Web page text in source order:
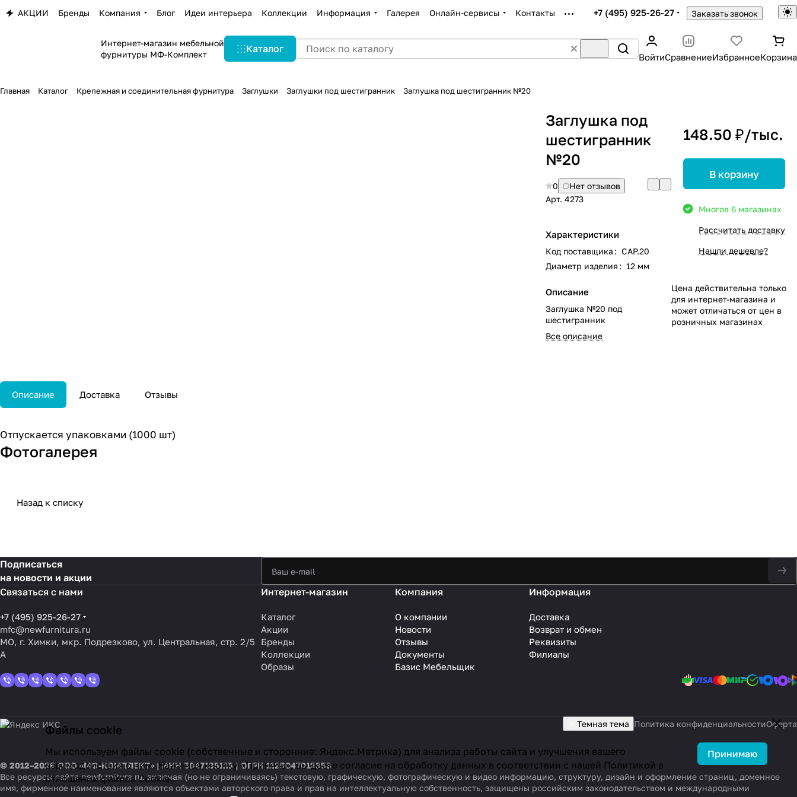
АКЦИИ Бренды Компания Блог Идеи интерьера Коллекции Информация Галерея Онлайн-сервисы Контакты +7 (495) 925-26-27 Заказать звонок
Интернет-магазин мебельной
фурнитуры МФ-Комплект
Каталог
ВойтиСравнениеИзбранноеКорзина
Главная Каталог Крепежная и соединительная фурнитура Заглушки Заглушки под шестигранник Заглушка под шестигранник №20
Заглушка под
шестигранник
№20
0
Нет отзывов
Арт. 4273
Характеристики
Код поставщика : CAP.20
Диаметр изделия : 12 мм
Описание
Заглушка №20 под
шестигранник
Все описание
148.50 ₽/тыс.
В корзину
Многов 6 магазинах
Рассчитать доставку
Нашли дешевле?
Цена действительна только
для интернет-магазина и
может отличаться от цен в
розничных магазинах
Описание Доставка Отзывы
Отпускается упаковками (1000 шт)
Фотогалерея
Назад к списку
Подписаться
на новости и акции
Связаться с нами
+7 (495) 925-26-27
mfc@newfurnitura.ru
МО, г. Химки, мкр. Подрезково, ул. Центральная, стр. 2/5
А
Интернет-магазин
Каталог
Акции
Бренды
Коллекции
Образы
Компания
О компании
Новости
Отзывы
Документы
Базис Мебельщик
Информация
Доставка
Возврат и обмен
Реквизиты
Филиалы
Темная тема Политика конфиденциальностиОферта
© 2012–2026 ООО «МФ-КОМПЛЕКТ» | ИНН 5047135115 | ОГРН 1125047012353
Все ресурсы сайта newfurnitura.ru, включая (но не ограничиваясь) текстовую, графическую, фотографическую и видео информацию, структуру, дизайн и оформление страниц, доменное
имя, фирменное наименование являются объектами авторского права и прав на интеллектуальную собственность, защищены российским законодательством и международными
Файлы cookie
Мы используем файлы cookie (собственные и сторонние: Яндекс.Метрика) для анализа работы сайта и улучшения вашего
взаимодействия с ним. Нажимая кнопку «Принять», вы даете согласие на обработку данных в соответствии с нашей Политикой в
отношении файлов Cookie..
Принимаю